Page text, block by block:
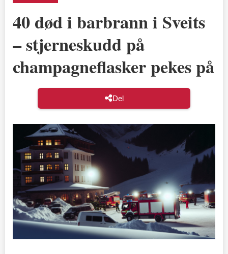
40 død i barbrann i Sveits
– stjerneskudd på
champagneflasker pekes på
Del